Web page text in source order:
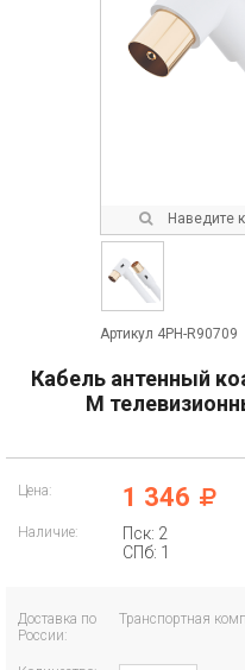
Наведите
Артикул 4PH-R90709
Кабель антенный
M
Цена: 1 346
Наличие:
Пск: 2
СПб: 1
Доставка по
России:
Транспортная